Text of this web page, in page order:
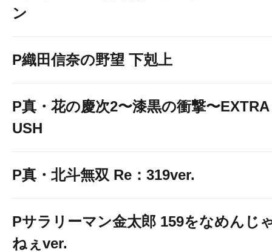
ン
P織田信奈の野望 下剋上
P真・花の慶次2〜漆黒の衝撃〜EXTRA
USH
P真・北斗無双 Re：319ver.
Pサラリーマン金太郎 159をなめんじ
ねぇver.